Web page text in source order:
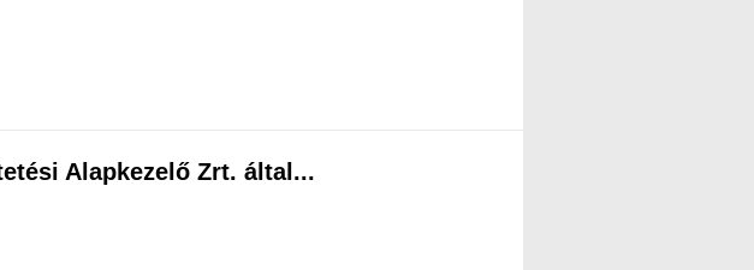
Alapkezelő Zrt. által...